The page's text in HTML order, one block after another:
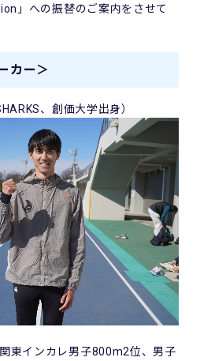
」への振替のご案内をさせて
カー＞
、創価大学出身）
東インカレ男子800m2位、男子